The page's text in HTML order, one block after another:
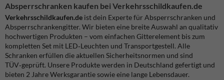
Absperrschranken kaufen bei Verkehrsschildkaufen.de
Verkehrsschildkaufen.de ist dein Experte für Absperrschranken und
Absperrschrankengitter. Wir bieten eine breite Auswahl an qualitativ
hochwertigen Produkten – vom einfachen Gitterelement bis zum
kompletten Set mit LED‑Leuchten und Transportgestell. Alle
Schranken erfüllen die aktuellen Sicherheitsnormen und sind
TÜV‑geprüft. Unsere Produkte werden in Deutschland gefertigt und
bieten 2 Jahre Werksgarantie sowie eine lange Lebensdauer.